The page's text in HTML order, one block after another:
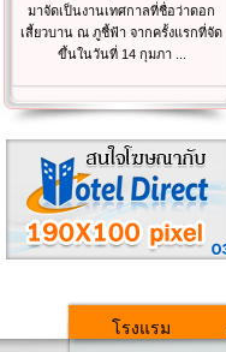
มาจัดเป็นงานเทศกาลที่ชื่อว่าดอก
เสี้ยวบาน ณ ภูชี้ฟ้า จากครั้งแรกที่จัด
ขึ้นในวันที่ 14 กุมภา ...
โรงแรม